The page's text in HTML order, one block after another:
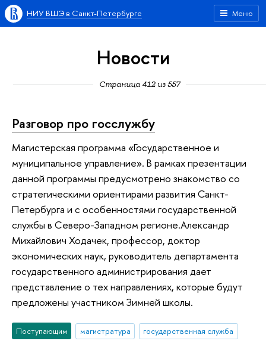
Меню
НИУ ВШЭ в Санкт-Петербурге
Новости
Страница 412 из 557
Разговор про госслужбу
Магистерская программа «Государственное и
муниципальное управление». В рамках презентации
данной программы предусмотрено знакомство со
стратегическими ориентирами развития Санкт-
Петербурга и с особенностями государственной
службы в Северо-Западном регионе.Александр
Михайлович Ходачек, профессор, доктор
экономических наук, руководитель департамента
государственного администрирования дает
представление о тех направлениях, которые будут
предложены участником Зимней школы.
Поступающим магистратура
государственная служба